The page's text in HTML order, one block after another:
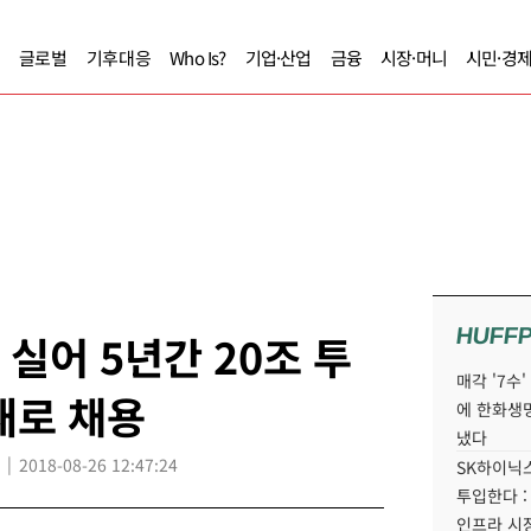
글로벌 기후대응 Who Is? 기업·산업 금융 시장·머니 시민·경
어 5년간 20조 투
로 채용
2018-08-26 12:47:24
매각 '7수'
에 한화생
냈다
SK하이
투입한다
인프라 시